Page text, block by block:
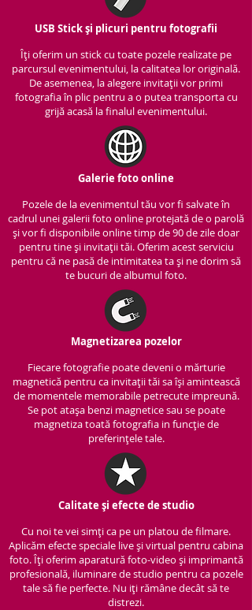
USB Stick și plicuri pentru fotografii
Îți oferim un stick cu toate pozele realizate pe
parcursul evenimentului, la calitatea lor originală.
De asemenea, la alegere invitații vor primi
fotografia în plic pentru a o putea transporta cu
grijă acasă la finalul evenimentului.
Galerie foto online
Pozele de la evenimentul tău vor fi salvate în
cadrul unei galerii foto online protejată de o parolă
și vor fi disponibile online timp de 90 de zile doar
pentru tine și invitații tăi. Oferim acest serviciu
pentru că ne pasă de intimitatea ta și ne dorim să
te bucuri de albumul foto.
Magnetizarea pozelor
Fiecare fotografie poate deveni o mărturie
magnetică pentru ca invitații tăi sa își amintească
de momentele memorabile petrecute impreună.
Se pot atașa benzi magnetice sau se poate
magnetiza toată fotografia in funcție de
preferințele tale.
Calitate și efecte de studio
Cu noi te vei simți ca pe un platou de filmare.
Aplicăm efecte speciale live și virtual pentru cabina
foto. Îți oferim aparatură foto-video și imprimantă
profesională, iluminare de studio pentru ca pozele
tale să fie perfecte. Nu iți rămâne decât să te
distrezi.